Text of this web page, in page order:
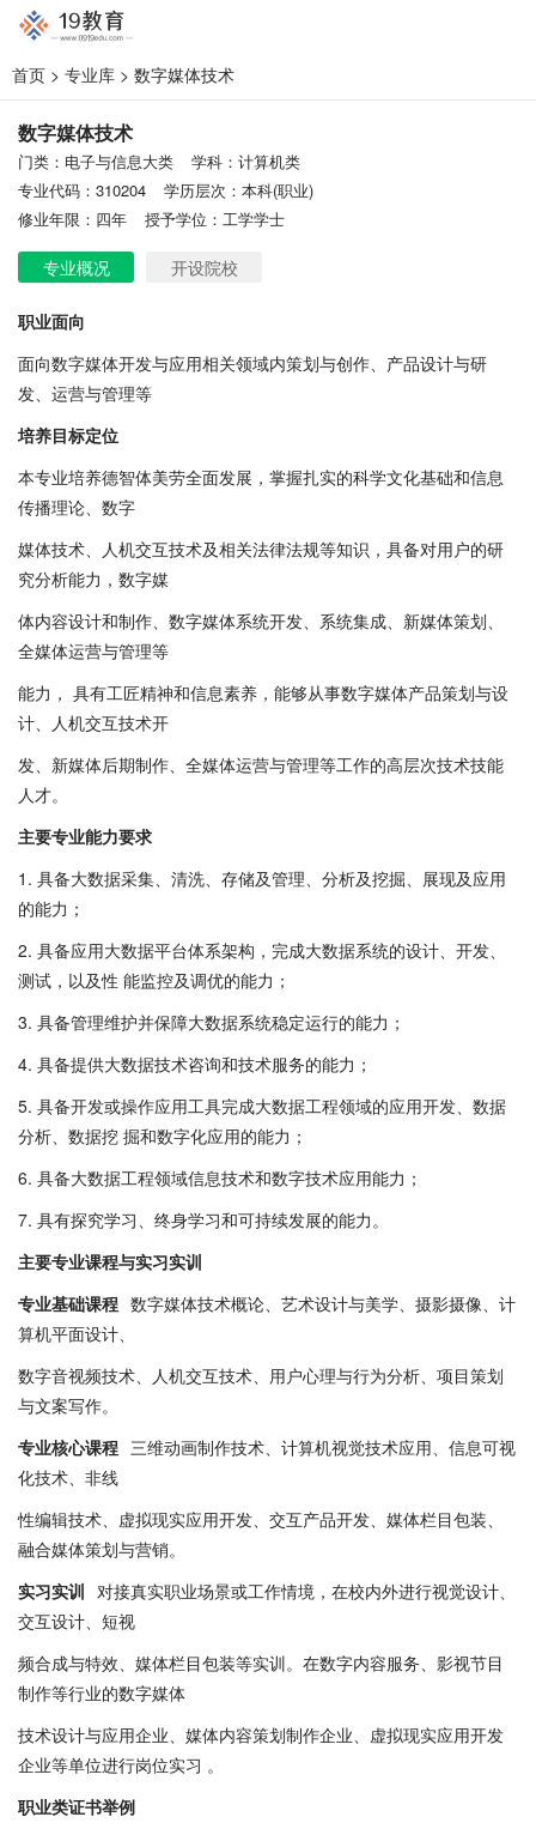
首页 > 专业库 > 数字媒体技术
数字媒体技术
门类：电子与信息大类
学科：计算机类
专业代码：310204
学历层次：本科(职业)
修业年限：四年
授予学位：工学学士
专业概况 开设院校
职业面向
面向数字媒体开发与应用相关领域内策划与创作、产品设计与研
发、运营与管理等
培养目标定位
本专业培养德智体美劳全面发展，掌握扎实的科学文化基础和信息
传播理论、数字
媒体技术、人机交互技术及相关法律法规等知识，具备对用户的研
究分析能力，数字媒
体内容设计和制作、数字媒体系统开发、系统集成、新媒体策划、
全媒体运营与管理等
能力， 具有工匠精神和信息素养，能够从事数字媒体产品策划与设
计、人机交互技术开
发、新媒体后期制作、全媒体运营与管理等工作的高层次技术技能
人才。
主要专业能力要求
1. 具备大数据采集、清洗、存储及管理、分析及挖掘、展现及应用
的能力；
2. 具备应用大数据平台体系架构，完成大数据系统的设计、开发、
测试，以及性 能监控及调优的能力；
3. 具备管理维护并保障大数据系统稳定运行的能力；
4. 具备提供大数据技术咨询和技术服务的能力；
5. 具备开发或操作应用工具完成大数据工程领域的应用开发、数据
分析、数据挖 掘和数字化应用的能力；
6. 具备大数据工程领域信息技术和数字技术应用能力；
7. 具有探究学习、终身学习和可持续发展的能力。
主要专业课程与实习实训
专业基础课程 数字媒体技术概论、艺术设计与美学、摄影摄像、计
算机平面设计、
数字音视频技术、人机交互技术、用户心理与行为分析、项目策划
与文案写作。
专业核心课程 三维动画制作技术、计算机视觉技术应用、信息可视
化技术、非线
性编辑技术、虚拟现实应用开发、交互产品开发、媒体栏目包装、
融合媒体策划与营销。
实习实训 对接真实职业场景或工作情境，在校内外进行视觉设计、
交互设计、短视
频合成与特效、媒体栏目包装等实训。在数字内容服务、影视节目
制作等行业的数字媒体
技术设计与应用企业、媒体内容策划制作企业、虚拟现实应用开发
企业等单位进行岗位实习 。
职业类证书举例